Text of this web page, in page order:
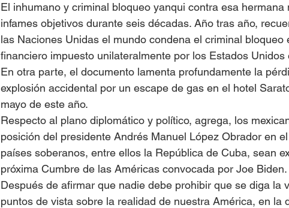
El inhumano y criminal bloqueo yanqui contra esa
infames objetivos durante seis décadas. Año tras año,
las Naciones Unidas el mundo condena el criminal bloqueo
financiero impuesto unilateralmente por los Estados Unidos
En otra parte, el documento lamenta profundamente la
explosión accidental por un escape de gas en el hotel
mayo de este año.
Respecto al plano diplomático y político, agrega, los
posición del presidente Andrés Manuel López Obrador en
países soberanos, entre ellos la República de Cuba, sean
próxima Cumbre de las Américas convocada por Joe Biden.
Después de afirmar que nadie debe prohibir que se diga la
puntos de vista sobre la realidad de nuestra América, en la